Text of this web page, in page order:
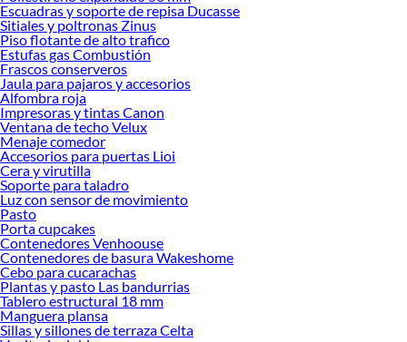
tus ideas realidad. ¡Visítanos y encuentra todo lo que tenemos para ofrecerte en
Máquinas de Coser!
Explora la variedad de productos de Máquinas de Coser en Sodimac
Herramientas, materiales y accesorios de calidad para tus proyectos y
renovación de espacios. ¡Visítanos y descubre todo lo que tenemos para
ofrecerte!
Encuentra una amplia variedad de productos de Máquinas de Coser en Sodimac.
Encuentra todo lo necesario para tus proyectos de renovación y decoración.
¡Visítanos y haz tus ideas realidad!
Escuadras y soporte de repisa Ducasse
Sitiales y poltronas Zinus
Piso flotante de alto trafico
Estufas gas Combustión
Frascos conserveros
Jaula para pajaros y accesorios
Alfombra roja
Impresoras y tintas Canon
Ventana de techo Velux
Menaje comedor
Accesorios para puertas Lioi
Cera y virutilla
Soporte para taladro
Luz con sensor de movimiento
Pasto
Porta cupcakes
Contenedores Venhoouse
Contenedores de basura Wakeshome
Cebo para cucarachas
Plantas y pasto Las bandurrias
Tablero estructural 18 mm
Manguera plansa
Sillas y sillones de terraza Celta